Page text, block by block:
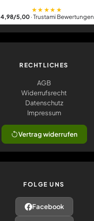
★★★★★
4,98/5,00· Trustami Bewertungen
RECHTLICHES
AGB
Widerrufsrecht
Datenschutz
Impressum
Vertrag widerrufen
FOLGE UNS
Facebook